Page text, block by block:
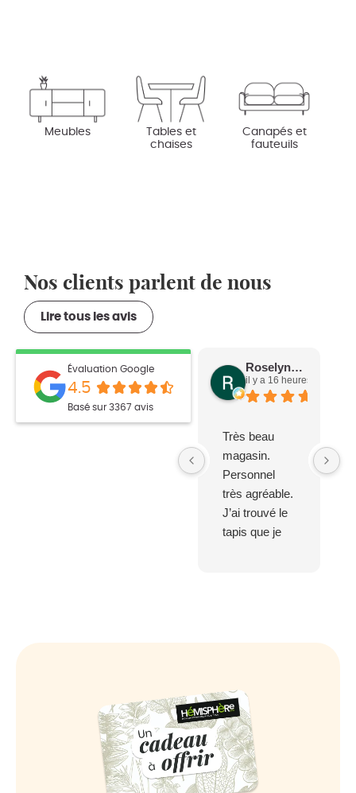
Meubles
Tables et
chaises
Canapés et
fauteuils
Nos clients parlent de nous
Lire tous les avis
Évaluation Google
4.5
Basé sur 3367 avis
Roselyne S.
il y a 16 heures
Très beau
magasin.
Personnel
très agréable.
J’ai trouvé le
tapis que je